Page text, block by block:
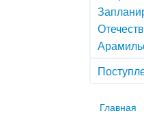
Главная